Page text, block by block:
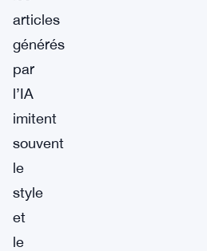
articles
générés
par
l’IA
imitent
souvent
le
style
et
le